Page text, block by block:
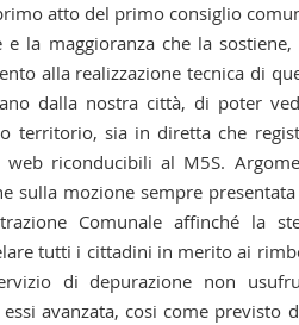
atto del primo consiglio
e la maggioranza che la sostiene,
alla realizzazione tecnica di
dalla nostra città, di poter
territorio, sia in diretta che
riconducibili al M5S.
sulla mozione sempre
Comunale affinché la
tutti i cittadini in merito ai
di depurazione non
avanzata, cosi come previsto